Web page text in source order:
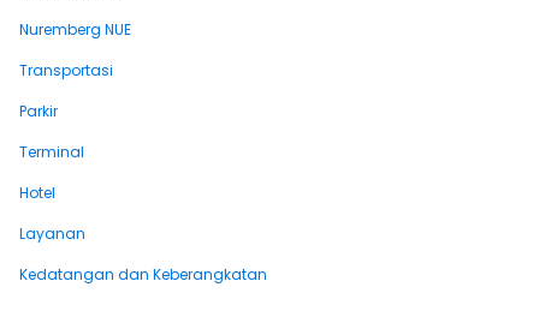
Nuremberg NUE
Transportasi
Parkir
Terminal
Hotel
Layanan
Kedatangan dan Keberangkatan